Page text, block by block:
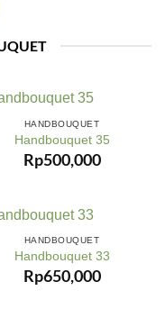
HANDBOUQUET
Handbouquet 35
Rp500,000
HANDBOUQUET
Handbouquet 33
Rp650,000